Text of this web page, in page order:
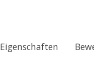
Eigenschaften